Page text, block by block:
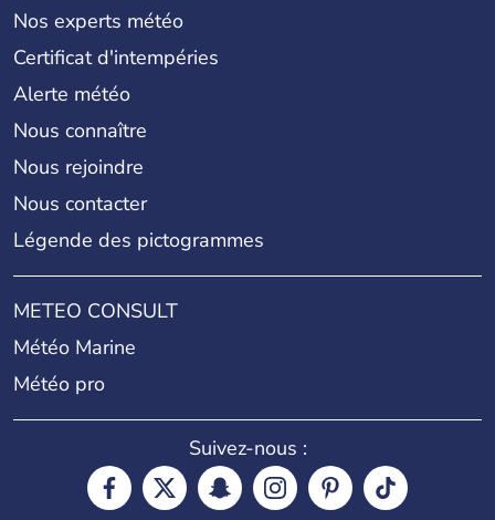
Nos experts météo
Certificat d'intempéries
Alerte météo
Nous connaître
Nous rejoindre
Nous contacter
Légende des pictogrammes
METEO CONSULT
Météo Marine
Météo pro
Suivez-nous :